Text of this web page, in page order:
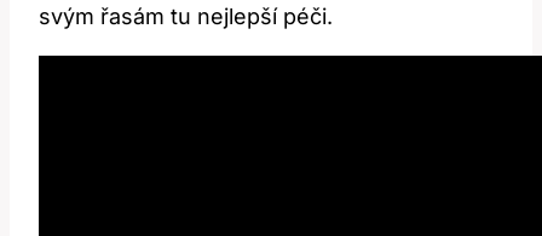
svým⁢ řasám tu nejlepší péči.